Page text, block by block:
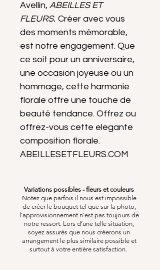
Avellin, ABEILLES ET
FLEURS. Créer avec vous
des moments mémorable,
est notre engagement. Que
ce soit pour un anniversaire,
une occasion joyeuse ou un
hommage, cette harmonie
florale offre une touche de
beauté tendance. Offrez ou
offrez-vous cette elegante
composition florale.
ABEILLESETFLEURS.COM
Variations possibles - fleurs et couleurs
Notez que parfois il nous est impossible
de créer le bouquet tel que sur la photo,
l’approvisionnement n’est pas toujours de
notre ressort. Lors d’une telle situation,
soyez assurés que nous créerons un
arrangement le plus similaire possible et
surtout à votre entière satisfaction.